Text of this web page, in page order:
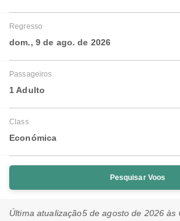
Regresso
dom., 9 de ago. de 2026
Passageiros
1 Adulto
Class
Económica
Pesquisar Voos
Última atualização5 de agosto de 2026 às